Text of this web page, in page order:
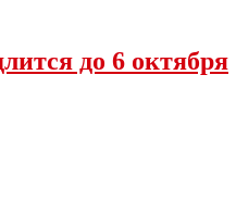
до 6 октября